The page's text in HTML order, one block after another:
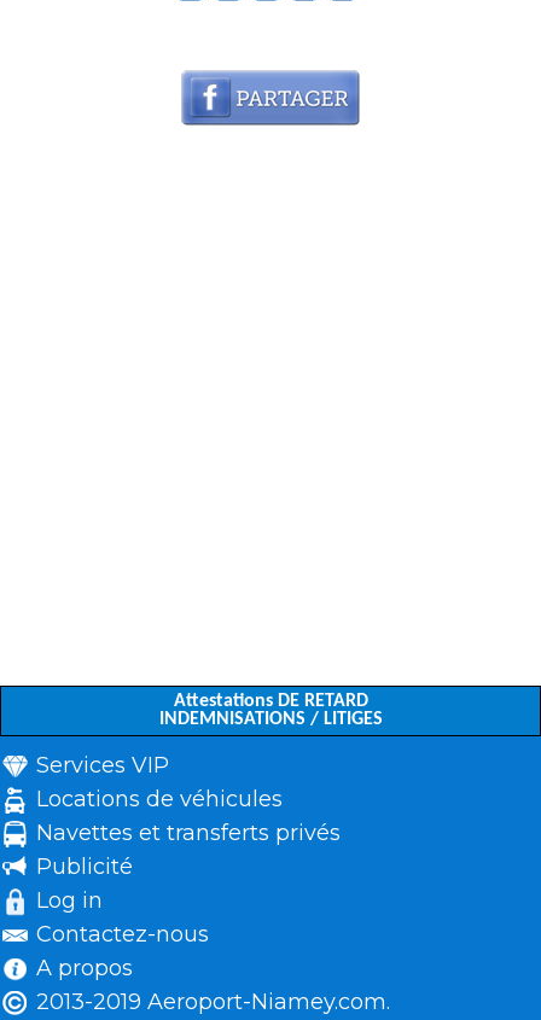
Attestations DE RETARD
INDEMNISATIONS / LITIGES
Services VIP
Locations de véhicules
Navettes et transferts privés
Publicité
Log in
Contactez-nous
A propos
2013-2019 Aeroport-Niamey.com.